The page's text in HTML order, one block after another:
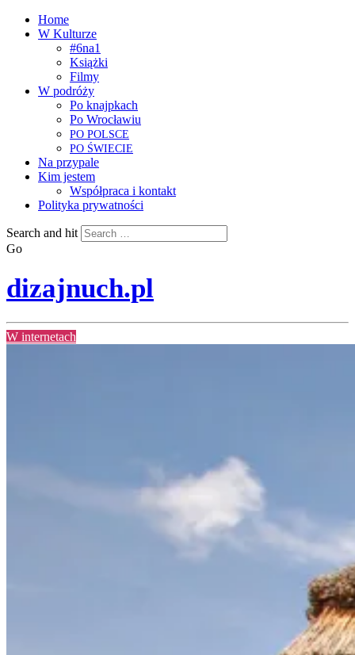
Home
W Kulturze
#6na1
Książki
Filmy
W podróży
Po knajpkach
Po Wrocławiu
PO POLSCE
PO ŚWIECIE
Na przypale
Kim jestem
Współpraca i kontakt
Polityka prywatności
Search and hit
Go
dizajnuch.pl
W internetach